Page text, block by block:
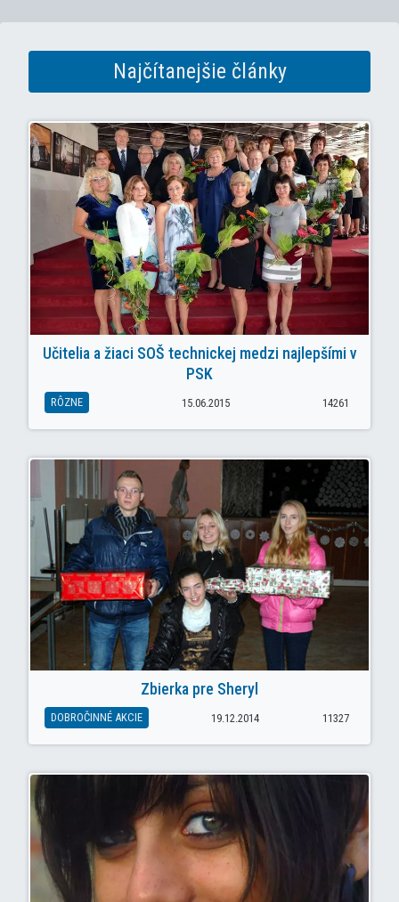
Najčítanejšie články
Učitelia a žiaci SOŠ technickej medzi najlepšími v
PSK
RÔZNE 15.06.2015 14261
Zbierka pre Sheryl
DOBROČINNÉ AKCIE 19.12.2014 11327